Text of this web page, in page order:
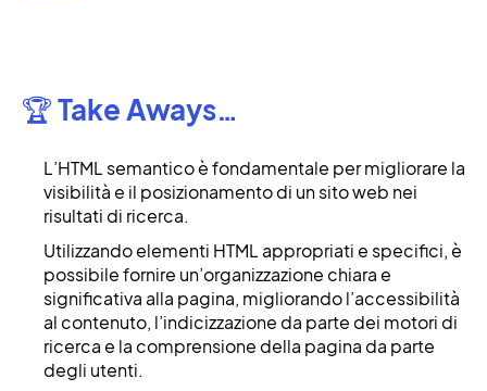
🏆 Take Aways…
L’HTML semantico è fondamentale per migliorare la
visibilità e il posizionamento di un sito web nei
risultati di ricerca.
Utilizzando elementi HTML appropriati e specifici, è
possibile fornire un’organizzazione chiara e
significativa alla pagina, migliorando l’accessibilità
al contenuto, l’indicizzazione da parte dei motori di
ricerca e la comprensione della pagina da parte
degli utenti.